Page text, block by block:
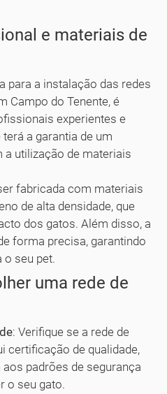
e materiais de
para a instalação das redes
Campo do Tenente, é
experientes e
a garantia de um
a utilização de materiais
fabricada com materiais
de alta densidade, que
dos gatos. Além disso, a
forma precisa, garantindo
o seu pet.
uma rede de
: Verifique se a rede de
certificação de qualidade,
padrões de segurança
o seu gato.